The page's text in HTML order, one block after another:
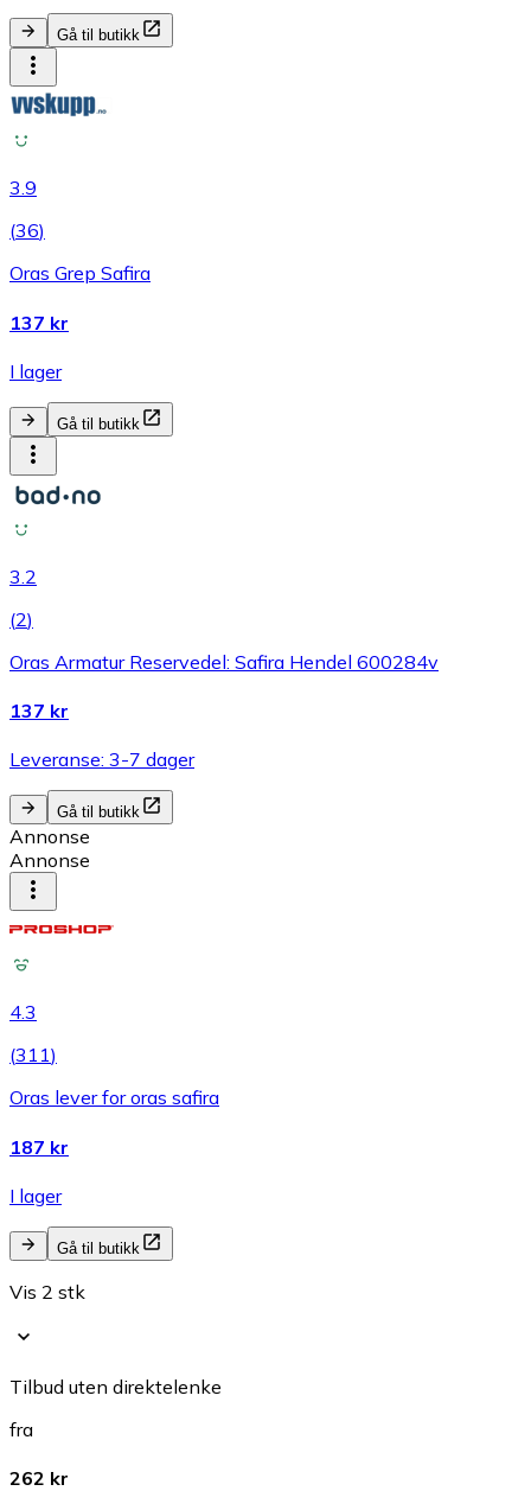
Gå til butikk
3.9
(36)
Oras Grep Safira
137 kr
I lager
Gå til butikk
3.2
(2)
Oras Armatur Reservedel: Safira Hendel 600284v
137 kr
Leveranse: 3-7 dager
Gå til butikk
Annonse
Annonse
4.3
(311)
Oras lever for oras safira
187 kr
I lager
Gå til butikk
Vis 2 stk
Tilbud uten direktelenke
fra
262 kr